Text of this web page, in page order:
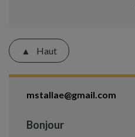
Haut
mstallae@gmail.com
Bonjour